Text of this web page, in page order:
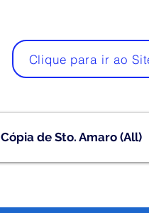
Clique para ir ao
Cópia de Sto. Amaro (All)